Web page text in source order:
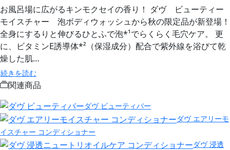
お風呂場に広がるキンモクセイの香り！​ ダヴ ビューティー
モイスチャー 泡ボディウォッシュから秋の限定品が新登場！
全身にするりと伸びるひとふで泡*¹でらくらく毛穴ケア。 更
に、ビタミンE誘導体*²（保湿成分）配合で紫外線を浴びて乾
燥した肌…
続きを読む
関連商品
ダヴ ビューティバー
ダヴ エアリーモ
イスチャー コンディショナー
ダヴ 浸透